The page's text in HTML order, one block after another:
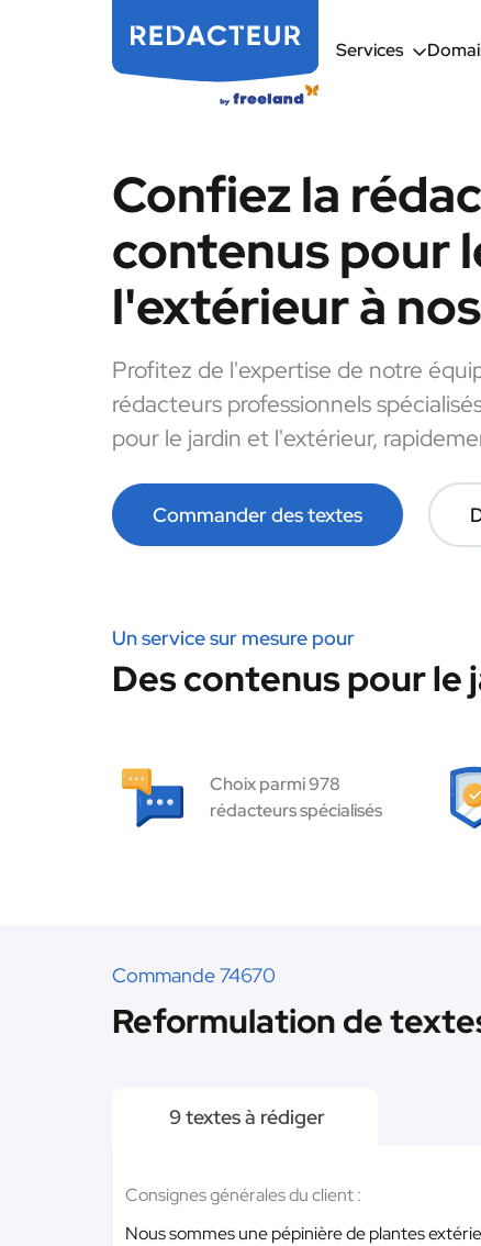
Services
Confiez la
contenus pour
l'extérieur à
Profitez de l'expertise de notre
rédacteurs professionnels
pour le jardin et l'extérieur,
Commander des textes
Un service sur mesure pour
Des contenus pour
Choix parmi 978
rédacteurs spécialisés
Commande 74670
Reformulation de
9 textes à rédiger
Consignes générales du client :
Nous sommes une pépinière de plantes